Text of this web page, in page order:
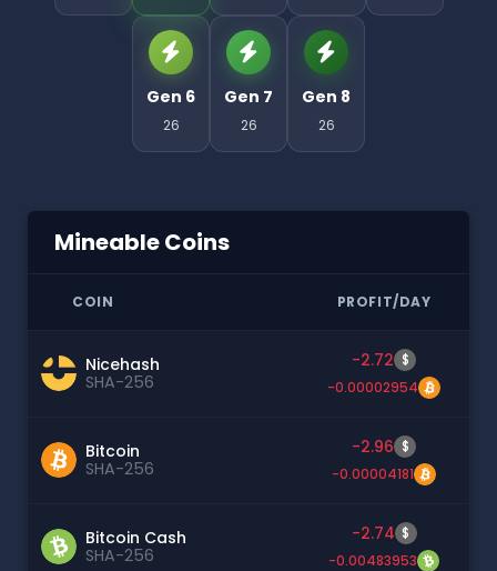
Gen 6
26
Gen 7
26
Gen 8
26
Mineable Coins
COIN PROFIT/DAY
Nicehash
SHA-256
-2.72 $
-0.00002954
Bitcoin
SHA-256
-2.96 $
-0.00004181
Bitcoin Cash
SHA-256
-2.74 $
-0.00483953